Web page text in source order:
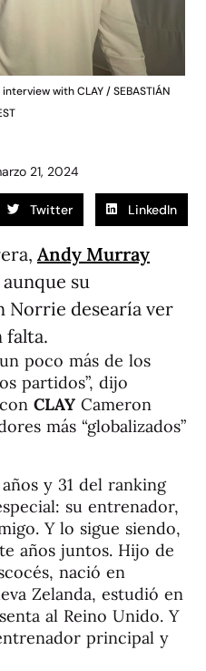
with CLAY / SEBASTIÁN
21, 2024
Twitter LinkedIn
Andy Murray
su
Norrie desearía ver
falta.
poco más de los
partidos”, dijo
CLAY Cameron
más “globalizados”
y 31 del ranking
su entrenador,
Y lo sigue siendo,
años juntos. Hijo de
nació en
Zelanda, estudió en
al Reino Unido. Y
principal y